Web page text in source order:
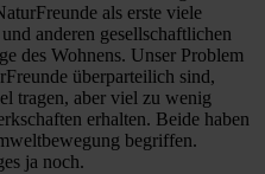
als erste viele
anderen gesellschaftlichen
des Wohnens. Unser Problem
überparteilich sind,
tragen, aber viel zu wenig
erhalten. Beide haben
begriffen.
ja noch.